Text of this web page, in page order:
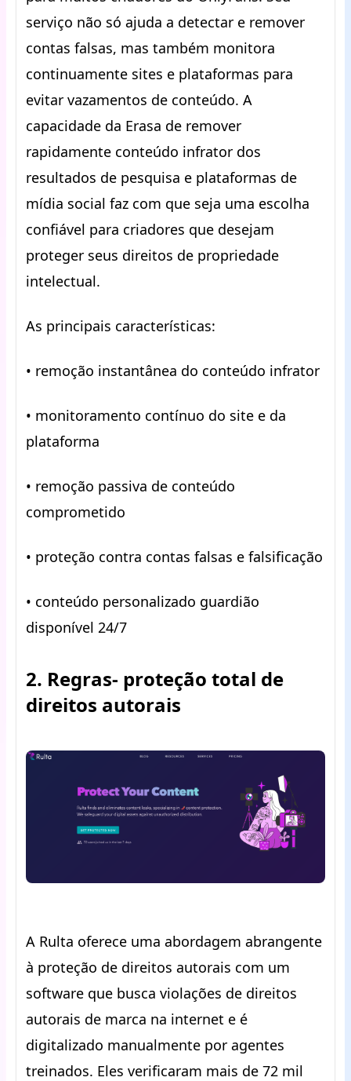
serviço não só ajuda a detectar e remover
contas falsas, mas também monitora
continuamente sites e plataformas para
evitar vazamentos de conteúdo. A
capacidade da Erasa de remover
rapidamente conteúdo infrator dos
resultados de pesquisa e plataformas de
mídia social faz com que seja uma escolha
confiável para criadores que desejam
proteger seus direitos de propriedade
intelectual.
As principais características:
• remoção instantânea do conteúdo infrator
• monitoramento contínuo do site e da
plataforma
• remoção passiva de conteúdo
comprometido
• proteção contra contas falsas e falsificação
• conteúdo personalizado guardião
disponível 24/7
2. Regras- proteção total de
direitos autorais
A Rulta oferece uma abordagem abrangente
à proteção de direitos autorais com um
software que busca violações de direitos
autorais de marca na internet e é
digitalizado manualmente por agentes
treinados. Eles verificaram mais de 72 mil